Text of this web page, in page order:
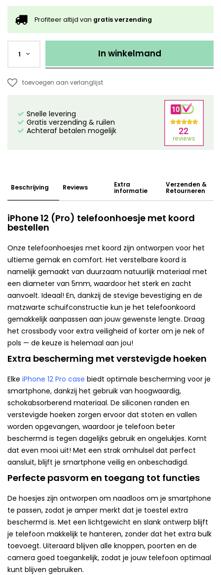
Profiteer altijd van gratis verzending
1 In winkelmand
toevoegen aan verlanglijst
Snelle levering
Gratis verzending & ruilen
Achteraf betalen mogelijk
Beschrijving Reviews Extra
informatie
Verzenden &
Retourneren
iPhone 12 (Pro) telefoonhoesje met koord
bestellen
Onze telefoonhoesjes met koord zijn ontworpen voor het
ultieme gemak en comfort. Het verstelbare koord is
namelijk gemaakt van duurzaam natuurlijk materiaal met
een diameter van 5mm, waardoor het sterk en zacht
aanvoelt. Ideaal! En, dankzij de stevige bevestiging en de
matzwarte schuifconstructie kun je het telefoonkoord
gemakkelijk aanpassen aan jouw gewenste lengte. Draag
het crossbody voor extra veiligheid of korter om je nek of
pols — de keuze is helemaal aan jou!
Extra bescherming met verstevigde hoeken
Elke iPhone 12 Pro case biedt optimale bescherming voor je
smartphone, dankzij het gebruik van hoogwaardig,
schokabsorberend materiaal. De siliconen randen en
verstevigde hoeken zorgen ervoor dat stoten en vallen
worden opgevangen, waardoor je telefoon beter
beschermd is tegen dagelijks gebruik en ongelukjes. Komt
dat even mooi uit! Met een strak omhulsel dat perfect
aansluit, blijft je smartphone veilig en onbeschadigd.
Perfecte pasvorm en toegang tot functies
De hoesjes zijn ontworpen om naadloos om je smartphone
te passen, zodat je amper merkt dat je toestel extra
beschermd is. Met een lichtgewicht en slank ontwerp blijft
je telefoon makkelijk te hanteren, zonder dat het extra bulk
toevoegt. Uiteraard blijven alle knoppen, poorten en de
camera goed toegankelijk, zodat je jouw telefoon optimaal
kunt blijven gebruiken.